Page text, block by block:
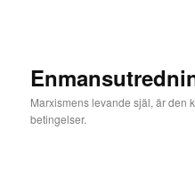
Marxismens levande själ, är den
betingelser.